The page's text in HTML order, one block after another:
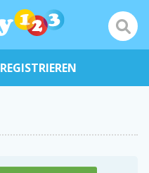
REGISTRIEREN